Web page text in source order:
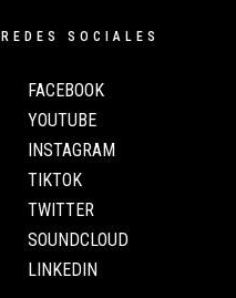
REDES SOCIALES
FACEBOOK
YOUTUBE
INSTAGRAM
TIKTOK
TWITTER
SOUNDCLOUD
LINKEDIN